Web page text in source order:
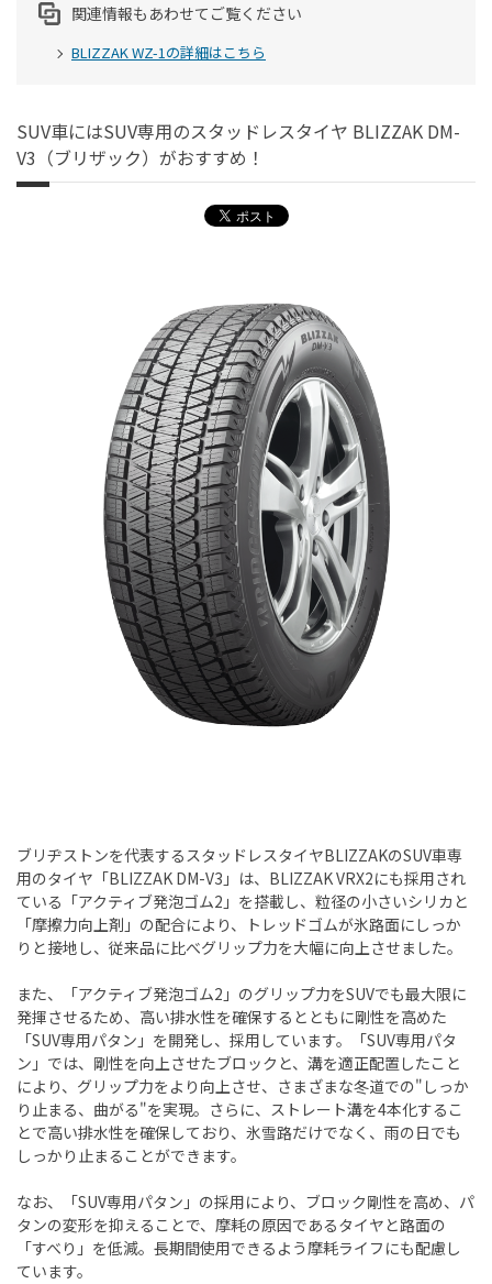
関連情報もあわせてご覧ください
BLIZZAK WZ-1の詳細はこちら
SUV車にはSUV専用のスタッドレスタイヤ BLIZZAK DM-
V3（ブリザック）がおすすめ！
ブリヂストンを代表するスタッドレスタイヤBLIZZAKのSUV車専
用のタイヤ「BLIZZAK DM-V3」は、BLIZZAK VRX2にも採用され
ている「アクティブ発泡ゴム2」を搭載し、粒径の小さいシリカと
「摩擦力向上剤」の配合により、トレッドゴムが氷路面にしっか
りと接地し、従来品に比べグリップ力を大幅に向上させました。
また、「アクティブ発泡ゴム2」のグリップ力をSUVでも最大限に
発揮させるため、高い排水性を確保するとともに剛性を高めた
「SUV専用パタン」を開発し、採用しています。「SUV専用パタ
ン」では、剛性を向上させたブロックと、溝を適正配置したこと
により、グリップ力をより向上させ、さまざまな冬道での"しっか
り止まる、曲がる"を実現。さらに、ストレート溝を4本化するこ
とで高い排水性を確保しており、氷雪路だけでなく、雨の日でも
しっかり止まることができます。
なお、「SUV専用パタン」の採用により、ブロック剛性を高め、パ
タンの変形を抑えることで、摩耗の原因であるタイヤと路面の
「すべり」を低減。長期間使用できるよう摩耗ライフにも配慮し
ています。